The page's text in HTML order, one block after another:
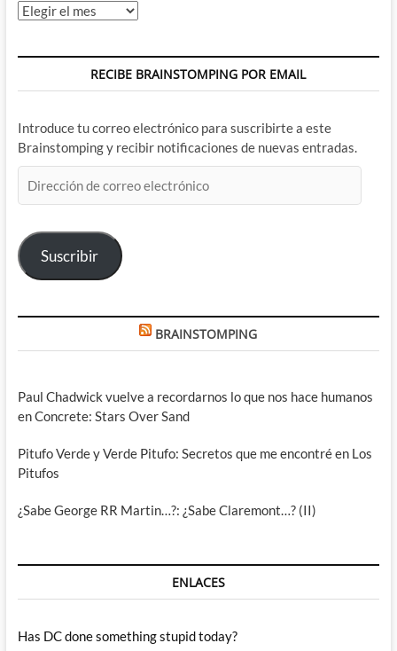
Archivos
RECIBE BRAINSTOMPING POR EMAIL
Introduce tu correo electrónico para suscribirte a este
Brainstomping y recibir notificaciones de nuevas entradas.
de
electrónico
Suscribir
BRAINSTOMPING
Paul Chadwick vuelve a recordarnos lo que nos hace humanos
en Concrete: Stars Over Sand
Pitufo Verde y Verde Pitufo: Secretos que me encontré en Los
Pitufos
¿Sabe George RR Martin…?: ¿Sabe Claremont…? (II)
ENLACES
Has DC done something stupid today?